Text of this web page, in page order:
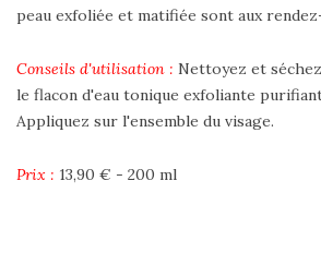
peau exfoliée et matifiée sont aux
Conseils d'utilisation : Nettoyez et
le flacon d'eau tonique exfoliante
Appliquez sur l'ensemble du visage.
Prix : 13,90 € - 200 ml